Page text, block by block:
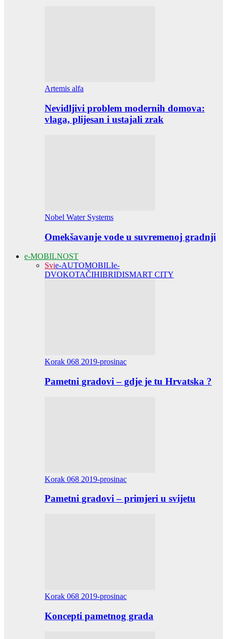
Artemis alfa
Nevidljivi problem modernih domova:
vlaga, plijesan i ustajali zrak
Nobel Water Systems
Omekšavanje vode u suvremenoj gradnji
e-MOBILNOST
Svie-AUTOMOBILIe-
DVOKOTAČIHIBRIDISMART CITY
Korak 068 2019-prosinac
Pametni gradovi – gdje je tu Hrvatska ?
Korak 068 2019-prosinac
Pametni gradovi – primjeri u svijetu
Korak 068 2019-prosinac
Koncepti pametnog grada